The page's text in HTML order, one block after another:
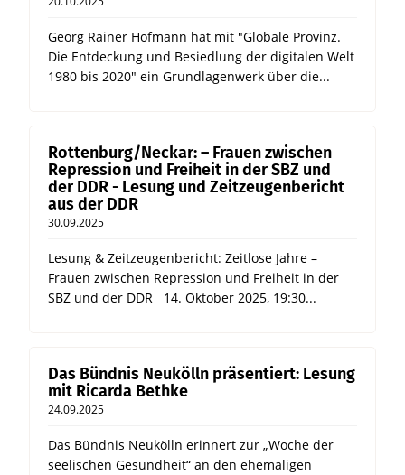
Georg Rainer Hofmann hat mit "Globale Provinz.
Die Entdeckung und Besiedlung der digitalen Welt
1980 bis 2020" ein Grundlagenwerk über die...
Rottenburg/Neckar: – Frauen zwischen
Repression und Freiheit in der SBZ und
der DDR - Lesung und Zeitzeugenbericht
aus der DDR
30.09.2025
Lesung & Zeitzeugenbericht: Zeitlose Jahre –
Frauen zwischen Repression und Freiheit in der
SBZ und der DDR 14. Oktober 2025, 19:30...
Das Bündnis Neukölln präsentiert: Lesung
mit Ricarda Bethke
24.09.2025
Das Bündnis Neukölln erinnert zur „Woche der
seelischen Gesundheit“ an den ehemaligen